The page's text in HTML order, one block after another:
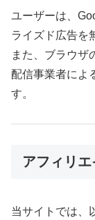
ユーザーは、
ライズド広告を
また、ブラウザ
配信事業者によ
す。
アフィリ
当サイトでは、